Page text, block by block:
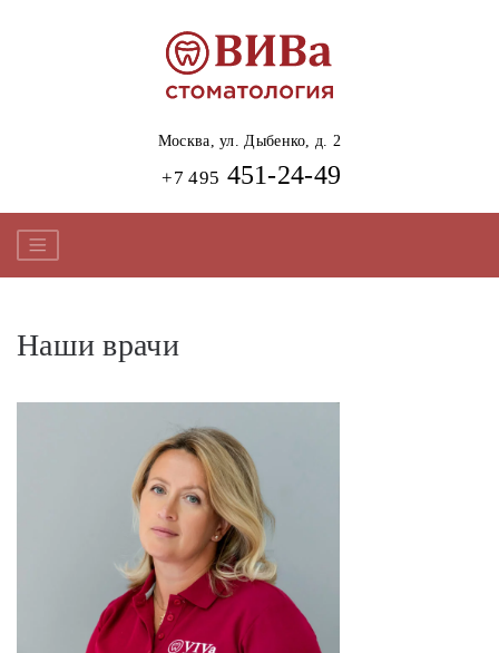
Москва,ул. Дыбенко, д. 2
+7 495 451-24-49
Наши врачи